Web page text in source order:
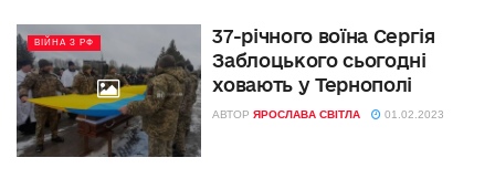
ВІЙНА З РФ
37-річного воїна Сергія
Заблоцького сьогодні
ховають у Тернополі
АВТОР ЯРОСЛАВА СВІТЛА 01.02.2023